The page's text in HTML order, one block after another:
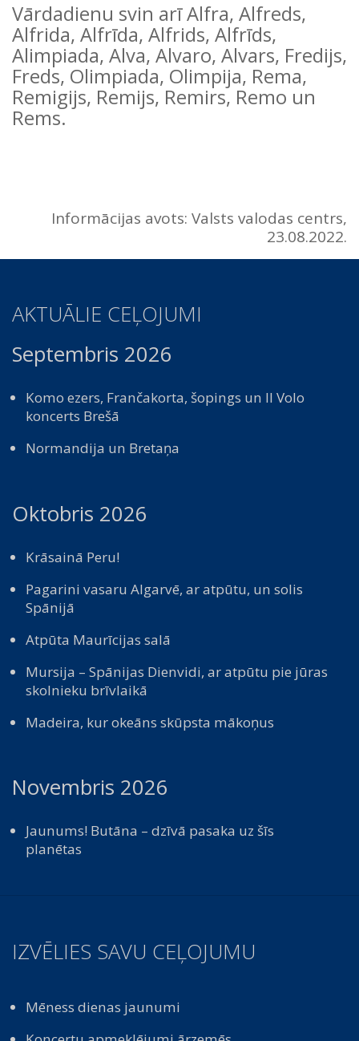
Vārdadienu svin arī Alfra, Alfreds,
Alfrida, Alfrīda, Alfrids, Alfrīds,
Alimpiada, Alva, Alvaro, Alvars, Fredijs,
Freds, Olimpiada, Olimpija, Rema,
Remigijs, Remijs, Remirs, Remo un
Rems.
Informācijas avots: Valsts valodas centrs,
23.08.2022.
AKTUĀLIE CEĻOJUMI
Septembris 2026
Komo ezers, Frančakorta, šopings un Il Volo
koncerts Brešā
Normandija un Bretaņa
Oktobris 2026
Krāsainā Peru!
Pagarini vasaru Algarvē, ar atpūtu, un solis
Spānijā
Atpūta Maurīcijas salā
Mursija – Spānijas Dienvidi, ar atpūtu pie jūras
skolnieku brīvlaikā
Madeira, kur okeāns skūpsta mākoņus
Novembris 2026
Jaunums! Butāna – dzīvā pasaka uz šīs
planētas
IZVĒLIES SAVU CEĻOJUMU
Mēness dienas jaunumi